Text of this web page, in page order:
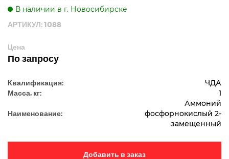
В наличии в г. Новосибирске
АРТИКУЛ: 1088
Цена
По запросу
Квалификация: ЧДА
Масса, кг: 1
Наименование:
Аммоний
фосфорнокислый 2-
замещенный
Добавить в заказ